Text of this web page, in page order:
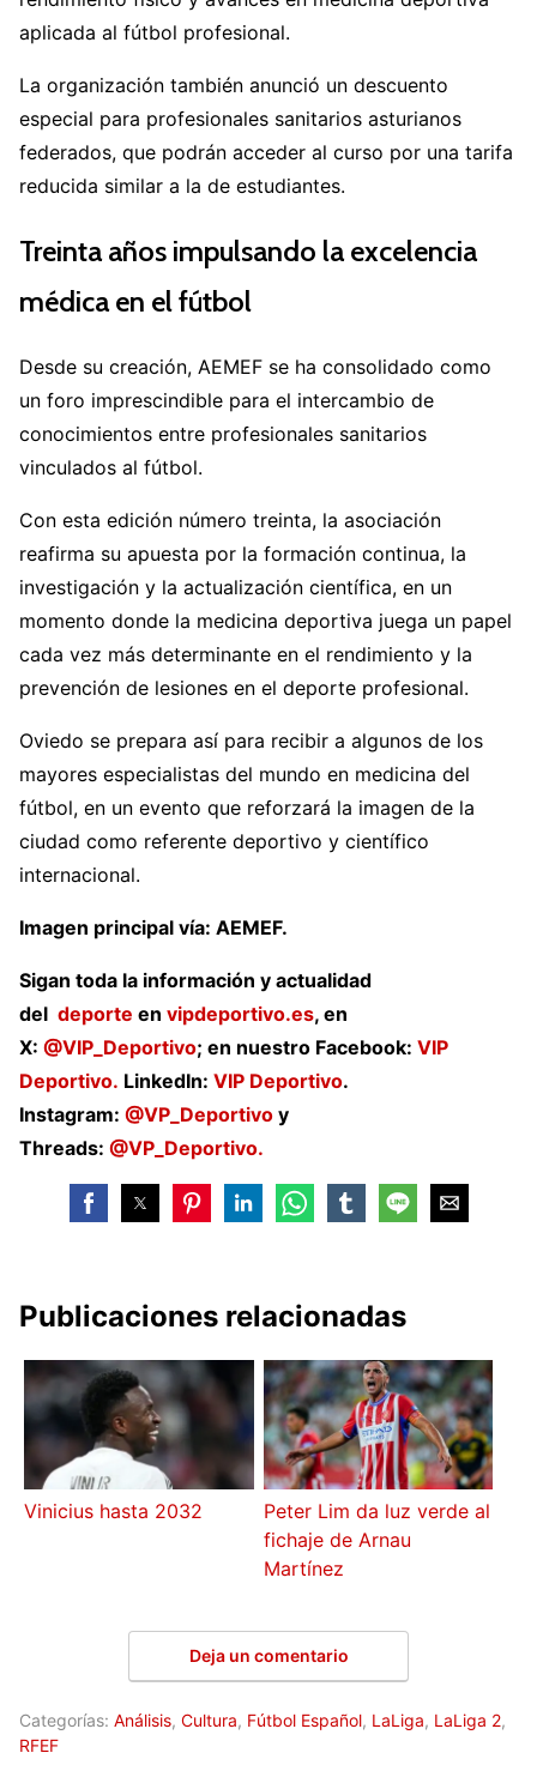
aplicada al fútbol profesional.
La organización también anunció un descuento
especial para profesionales sanitarios asturianos
federados, que podrán acceder al curso por una tarifa
reducida similar a la de estudiantes.
Treinta años impulsando la excelencia
médica en el fútbol
Desde su creación, AEMEF se ha consolidado como
un foro imprescindible para el intercambio de
conocimientos entre profesionales sanitarios
vinculados al fútbol.
Con esta edición número treinta, la asociación
reafirma su apuesta por la formación continua, la
investigación y la actualización científica, en un
momento donde la medicina deportiva juega un papel
cada vez más determinante en el rendimiento y la
prevención de lesiones en el deporte profesional.
Oviedo se prepara así para recibir a algunos de los
mayores especialistas del mundo en medicina del
fútbol, en un evento que reforzará la imagen de la
ciudad como referente deportivo y científico
internacional.
Imagen principal vía: AEMEF.
Sigan toda la información y actualidad
del deporte en vipdeportivo.es, en
X: @VIP_Deportivo; en nuestro Facebook: VIP
Deportivo. LinkedIn: VIP Deportivo.
Instagram: @VP_Deportivo y
Threads: @VP_Deportivo.
Publicaciones relacionadas
Vinicius hasta 2032
Peter Lim da luz verde al
fichaje de Arnau
Martínez
Deja un comentario
Categorías: Análisis, Cultura, Fútbol Español, LaLiga, LaLiga 2,
RFEF